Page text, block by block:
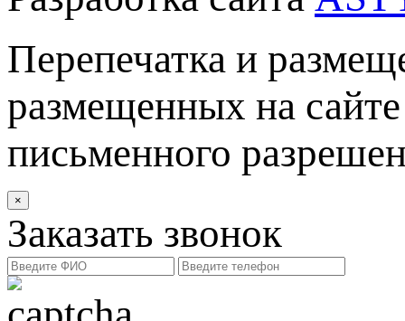
Перепечатка и
размещенных на
письменного
×
Заказать звонок